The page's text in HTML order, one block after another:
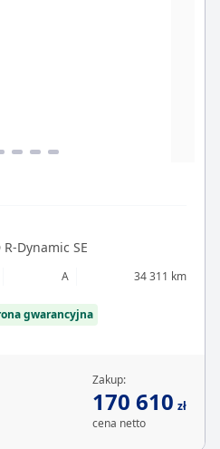
Dynamic SE
A 34 311 km
gwarancyjna
Zakup:
170 610 zł
cena netto